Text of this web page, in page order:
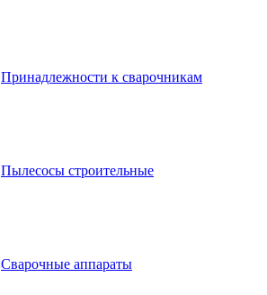
Принадлежности к сварочникам
Пылесосы строительные
Сварочные аппараты